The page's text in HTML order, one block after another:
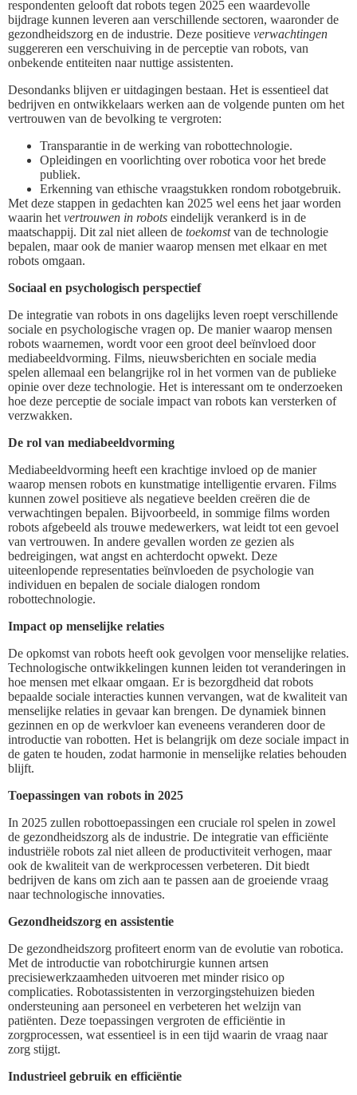
respondenten gelooft dat robots tegen 2025 een waardevolle
bijdrage kunnen leveren aan verschillende sectoren, waaronder de
gezondheidszorg en de industrie. Deze positieve verwachtingen
suggereren een verschuiving in de perceptie van robots, van
onbekende entiteiten naar nuttige assistenten.
Desondanks blijven er uitdagingen bestaan. Het is essentieel dat
bedrijven en ontwikkelaars werken aan de volgende punten om het
vertrouwen van de bevolking te vergroten:
Transparantie in de werking van robottechnologie.
Opleidingen en voorlichting over robotica voor het brede
publiek.
Erkenning van ethische vraagstukken rondom robotgebruik.
Met deze stappen in gedachten kan 2025 wel eens het jaar worden
waarin het vertrouwen in robots eindelijk verankerd is in de
maatschappij. Dit zal niet alleen de toekomstvan de technologie
bepalen, maar ook de manier waarop mensen met elkaar en met
robots omgaan.
Sociaal en psychologisch perspectief
De integratie van robots in ons dagelijks leven roept verschillende
sociale en psychologische vragen op. De manier waarop mensen
robots waarnemen, wordt voor een groot deel beïnvloed door
mediabeeldvorming. Films, nieuwsberichten en sociale media
spelen allemaal een belangrijke rol in het vormen van de publieke
opinie over deze technologie. Het is interessant om te onderzoeken
hoe deze perceptie de sociale impact van robots kan versterken of
verzwakken.
De rol van mediabeeldvorming
Mediabeeldvorming heeft een krachtige invloed op de manier
waarop mensen robots en kunstmatige intelligentie ervaren. Films
kunnen zowel positieve als negatieve beelden creëren die de
verwachtingen bepalen. Bijvoorbeeld, in sommige films worden
robots afgebeeld als trouwe medewerkers, wat leidt tot een gevoel
van vertrouwen. In andere gevallen worden ze gezien als
bedreigingen, wat angst en achterdocht opwekt. Deze
uiteenlopende representaties beïnvloeden de psychologie van
individuen en bepalen de sociale dialogen rondom
robottechnologie.
Impact op menselijke relaties
De opkomst van robots heeft ook gevolgen voor menselijke relaties.
Technologische ontwikkelingen kunnen leiden tot veranderingen in
hoe mensen met elkaar omgaan. Er is bezorgdheid dat robots
bepaalde sociale interacties kunnen vervangen, wat de kwaliteit van
menselijke relaties in gevaar kan brengen. De dynamiek binnen
gezinnen en op de werkvloer kan eveneens veranderen door de
introductie van robotten. Het is belangrijk om deze sociale impact in
de gaten te houden, zodat harmonie in menselijke relaties behouden
blijft.
Toepassingen van robots in 2025
In 2025 zullen robottoepassingen een cruciale rol spelen in zowel
de gezondheidszorg als de industrie. De integratie van efficiënte
industriële robots zal niet alleen de productiviteit verhogen, maar
ook de kwaliteit van de werkprocessen verbeteren. Dit biedt
bedrijven de kans om zich aan te passen aan de groeiende vraag
naar technologische innovaties.
Gezondheidszorg en assistentie
De gezondheidszorg profiteert enorm van de evolutie van robotica.
Met de introductie van robotchirurgie kunnen artsen
precisiewerkzaamheden uitvoeren met minder risico op
complicaties. Robotassistenten in verzorgingstehuizen bieden
ondersteuning aan personeel en verbeteren het welzijn van
patiënten. Deze toepassingen vergroten de efficiëntie in
zorgprocessen, wat essentieel is in een tijd waarin de vraag naar
zorg stijgt.
Industrieel gebruik en efficiëntie